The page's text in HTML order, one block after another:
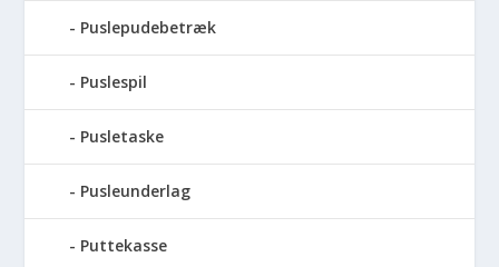
Puslepudebetræk
Puslespil
Pusletaske
Pusleunderlag
Puttekasse